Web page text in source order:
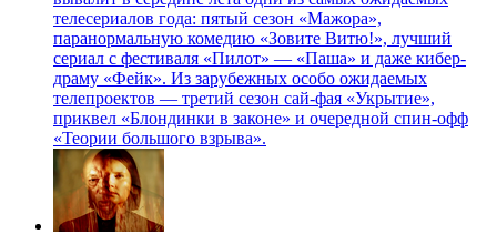
телесериалов года: пятый сезон «Мажора»,
паранормальную комедию «Зовите Витю!», лучший
сериал с фестиваля «Пилот» — «Паша» и даже кибер-
драму «Фейк». Из зарубежных особо ожидаемых
телепроектов — третий сезон сай-фая «Укрытие»,
приквел «Блондинки в законе» и очередной спин-офф
«Теории большого взрыва».